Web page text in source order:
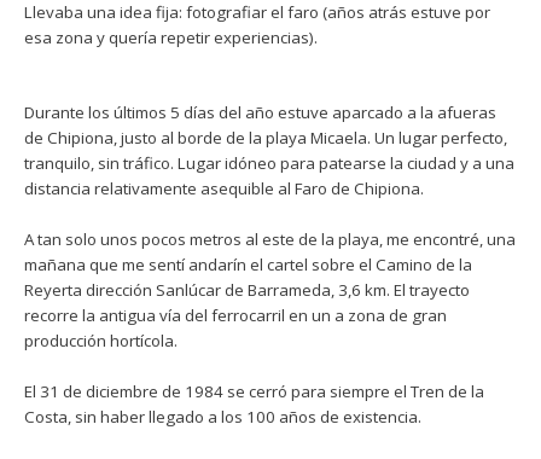
Llevaba una idea fija: fotografiar el faro (años atrás estuve por
esa zona y quería repetir experiencias).
Durante los últimos 5 días del año estuve aparcado a la afueras
de Chipiona, justo al borde de la playa Micaela. Un lugar perfecto,
tranquilo, sin tráfico. Lugar idóneo para patearse la ciudad y a una
distancia relativamente asequible al Faro de Chipiona.
A tan solo unos pocos metros al este de la playa, me encontré, una
mañana que me sentí andarín el cartel sobre el Camino de la
Reyerta dirección Sanlúcar de Barrameda, 3,6 km. El trayecto
recorre la antigua vía del ferrocarril en un a zona de gran
producción hortícola.
El 31 de diciembre de 1984 se cerró para siempre el Tren de la
Costa, sin haber llegado a los 100 años de existencia.